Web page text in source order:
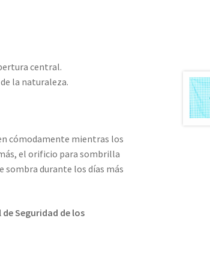
central.
la naturaleza.
cómodamente mientras los
el orificio para sombrilla
sombra durante los días más
Seguridad de los